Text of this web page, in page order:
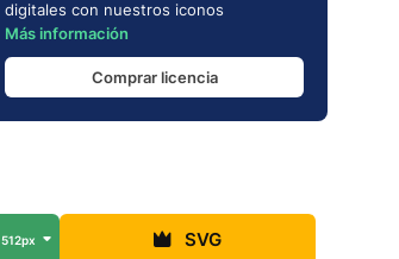
digitales con nuestros iconos
Más información
Comprar licencia
512px SVG